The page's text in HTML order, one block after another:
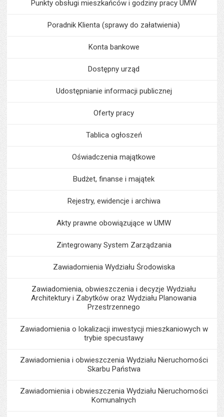
Punkty obsługi mieszkańców i godziny pracy UMW
Poradnik Klienta (sprawy do załatwienia)
Konta bankowe
Dostępny urząd
Udostępnianie informacji publicznej
Oferty pracy
Tablica ogłoszeń
Oświadczenia majątkowe
Budżet, finanse i majątek
Rejestry, ewidencje i archiwa
Akty prawne obowiązujące w UMW
Zintegrowany System Zarządzania
Zawiadomienia Wydziału Środowiska
Zawiadomienia, obwieszczenia i decyzje Wydziału
Architektury i Zabytków oraz Wydziału Planowania
Przestrzennego
Zawiadomienia o lokalizacji inwestycji mieszkaniowych w
trybie specustawy
Zawiadomienia i obwieszczenia Wydziału Nieruchomości
Skarbu Państwa
Zawiadomienia i obwieszczenia Wydziału Nieruchomości
Komunalnych